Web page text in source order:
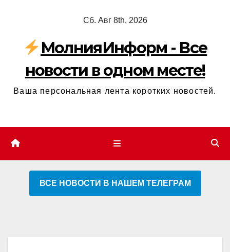
содержимому
Сб. Авг 8th, 2026
МолнияИнформ - Все
новости в одном месте!
Ваша персональная лента коротких новостей.
ВСЕ НОВОСТИ В НАШЕМ ТЕЛЕГРАМ